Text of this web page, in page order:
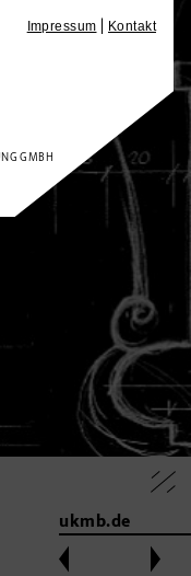
ukmb.de
Impressum | Kontakt
GMBH